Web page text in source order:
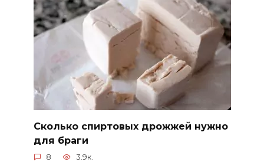
Сколько спиртовых дрожжей нужно
для браги
8 3.9к.